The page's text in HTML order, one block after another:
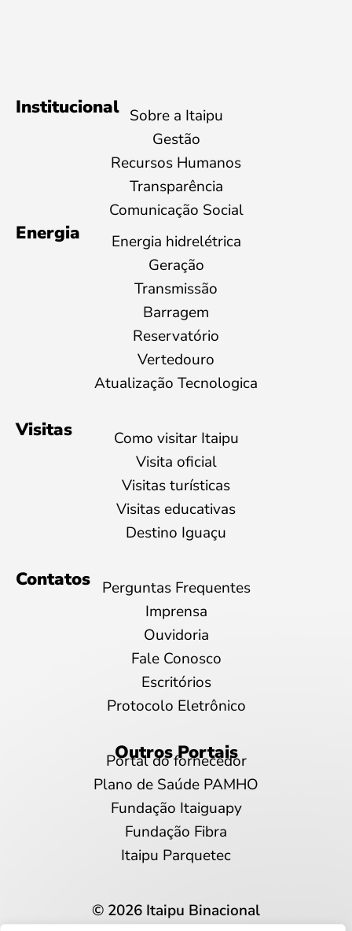
Institucional Sobre a Itaipu
Gestão
Recursos Humanos
Transparência
Comunicação Social
Energia
Energia hidrelétrica
Geração
Transmissão
Barragem
Reservatório
Vertedouro
Atualização Tecnologica
Visitas
Como visitar Itaipu
Visita oficial
Visitas turísticas
Visitas educativas
Destino Iguaçu
Contatos
Perguntas Frequentes
Imprensa
Ouvidoria
Fale Conosco
Escritórios
Protocolo Eletrônico
Outros Portais
Portal do fornecedor
Plano de Saúde PAMHO
Fundação Itaiguapy
Fundação Fibra
Itaipu Parquetec
© 2026 Itaipu Binacional